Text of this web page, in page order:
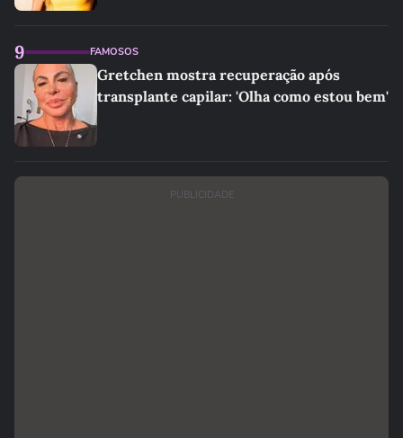
9 FAMOSOS
Gretchen mostra recuperação após
transplante capilar: 'Olha como estou bem'
PUBLICIDADE